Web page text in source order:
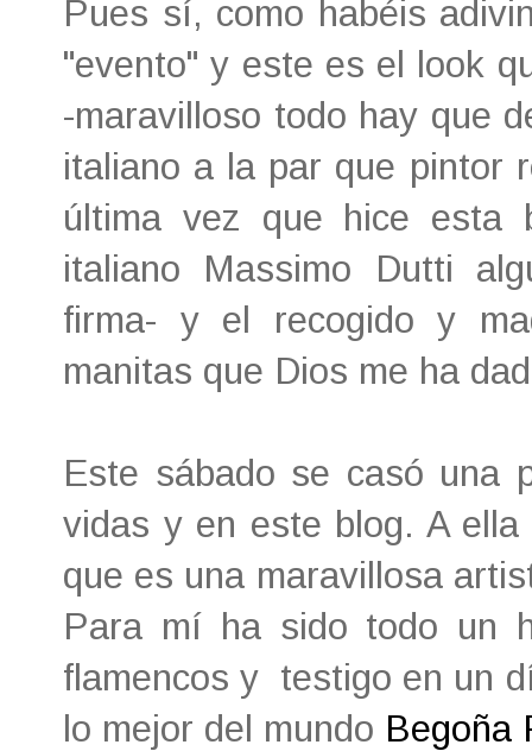
Pues sí, como habéis
"evento" y este es el look
-maravilloso todo hay que
italiano a la par que pintor
última vez que hice esta
italiano Massimo Dutti
firma- y el recogido y
manitas que Dios me ha
Este sábado se casó una
vidas y en este blog. A
que es una maravillosa
Para mí ha sido todo un
flamencos y testigo en un
lo mejor del mundo Begoña